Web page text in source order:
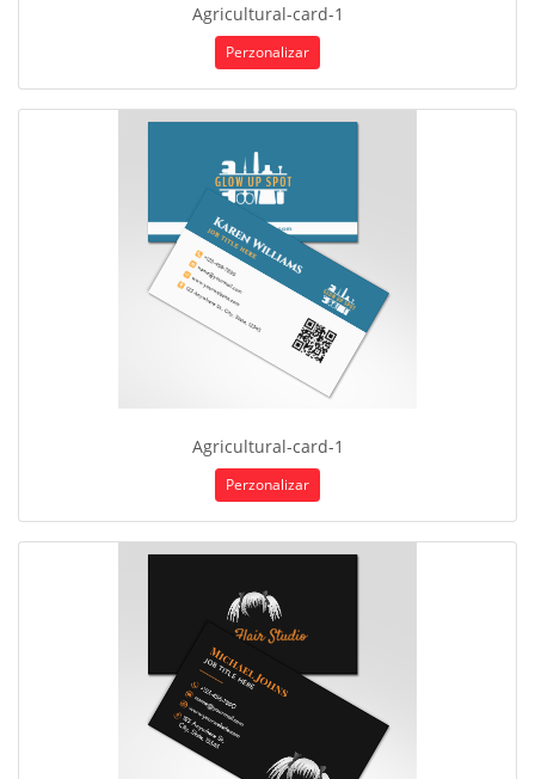
Agricultural-card-1
Perzonalizar
Agricultural-card-1
Perzonalizar